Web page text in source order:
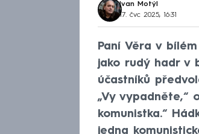
Ivan Motýl
17. čvc 2025, 16:31
Paní Věra v
jako rudý hadr v
účastníků
„Vy vypadněte,“
komunistka.“
jedna